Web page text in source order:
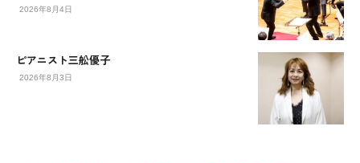
2026年8月4日
ピアニスト三舩優子
2026年8月3日